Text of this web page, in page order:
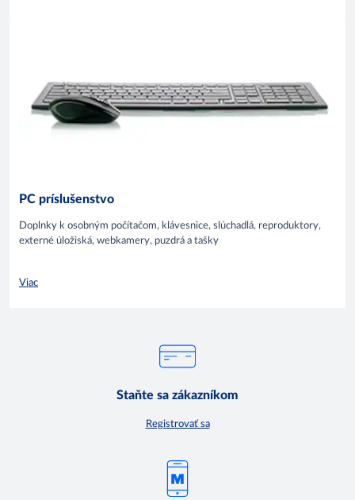
PC príslušenstvo
Doplnky k osobným počítačom, klávesnice, slúchadlá, reproduktory,
externé úložiská, webkamery, puzdrá a tašky
Viac
Staňte sa zákazníkom
Registrovať sa